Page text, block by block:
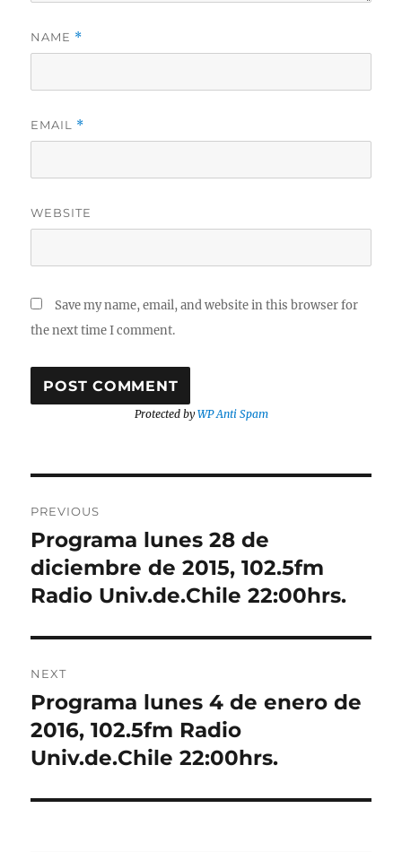
NAME *
EMAIL *
WEBSITE
Save my name, email, and website in this browser for
the next time I comment.
Protected byWP Anti Spam
navigation
PREVIOUS
Previous
post:
Programa lunes 28 de
diciembre de 2015, 102.5fm
Radio Univ.de.Chile 22:00hrs.
NEXT
Next
post:
Programa lunes 4 de enero de
2016, 102.5fm Radio
Univ.de.Chile 22:00hrs.